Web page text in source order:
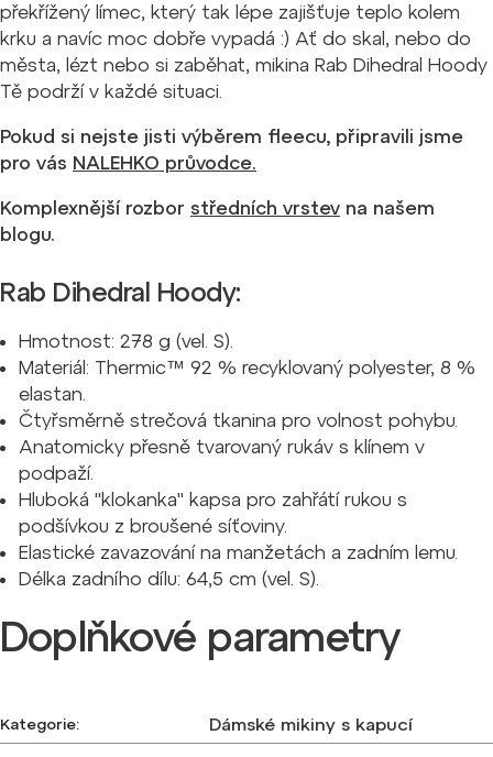
překřížený límec, který tak lépe zajišťuje teplo kolem
krku a navíc moc dobře vypadá :) Ať do skal, nebo do
města, lézt nebo si zaběhat, mikina Rab Dihedral Hoody
Tě podrží v každé situaci.
Pokud si nejste jisti výběrem fleecu, připravili jsme
pro vás NALEHKO průvodce.
Komplexnější rozbor středních vrstev na našem
blogu.
Rab Dihedral Hoody:
Hmotnost: 278 g (vel. S).
Materiál: Thermic™ 92 % recyklovaný polyester, 8 %
elastan.
Čtyřsměrně strečová tkanina pro volnost pohybu.
Anatomicky přesně tvarovaný rukáv s klínem v
podpaží.
Hluboká "klokanka" kapsa pro zahřátí rukou s
podšívkou z broušené síťoviny.
Elastické zavazování na manžetách a zadním lemu.
Délka zadního dílu: 64,5 cm (vel. S).
Doplňkové parametry
Kategorie: Dámské mikiny s kapucí